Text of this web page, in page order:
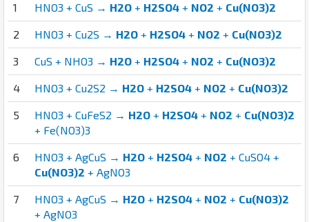
1 HNO3 + CuS → H2O + H2SO4 + NO2 + Cu(NO3)2
2 HNO3 + Cu2S → H2O + H2SO4 + NO2 + Cu(NO3)2
3 CuS + NHO3 → H2O + H2SO4 + NO2 + Cu(NO3)2
4 HNO3 + Cu2S2 → H2O + H2SO4 + NO2 + Cu(NO3)2
5 HNO3 + CuFeS2 → H2O + H2SO4 + NO2 + Cu(NO3)2
+ Fe(NO3)3
6 HNO3 + AgCuS → H2O + H2SO4 + NO2 + CuSO4 +
Cu(NO3)2 + AgNO3
7 HNO3 + AgCuS → H2O + H2SO4 + NO2 + Cu(NO3)2
+ AgNO3